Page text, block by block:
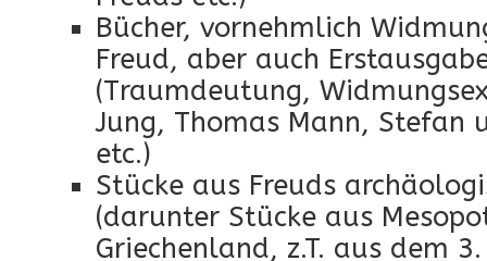
Bücher, vornehmlich
Freud, aber auch
(Traumdeutung,
Jung, Thomas Mann, Stefan
etc.)
Stücke aus Freuds
(darunter Stücke aus
Griechenland, z.T. aus dem